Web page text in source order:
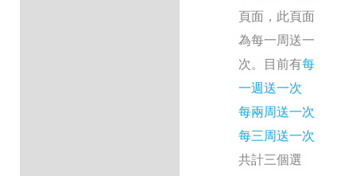
頁面，此頁面
為每一周送一
次。 目前有每
一週送一次
每兩周送一次
每三周送一次
共計三個選